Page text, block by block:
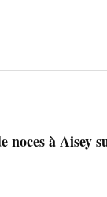
noces à Aisey